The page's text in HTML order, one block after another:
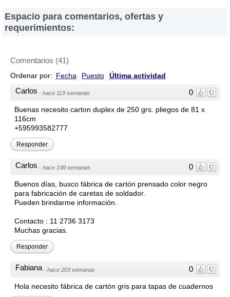
servicios ofrecidos por éstas. Asimismo, se advierte que las
direcciones, números de teléfono y otros datos de contacto son
Espacio para comentarios, ofertas y
requerimientos:
Comentarios (41)
Ordenar por: Fecha Puesto Última actividad
0
Carlos · hace 119 semanas
Buenas necesito carton duplex de 250 grs. pliegos de 81 x
116cm
+595993582777
Responder
0
Carlos · hace 149 semanas
Buenos días, busco fábrica de cartón prensado color negro
para fabricación de caretas de soldador.
Pueden brindarme información.
Contacto : 11 2736 3173
Muchas gracias.
Responder
0
Fabiana · hace 203 semanas
Hola necesito fábrica de cartón gris para tapas de cuadernos